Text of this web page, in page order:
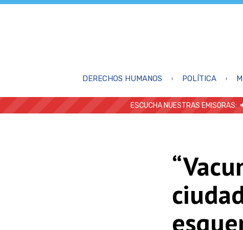
DERECHOS HUMANOS POLÍTICA
ESCUCHA NUESTRAS EMISORAS: